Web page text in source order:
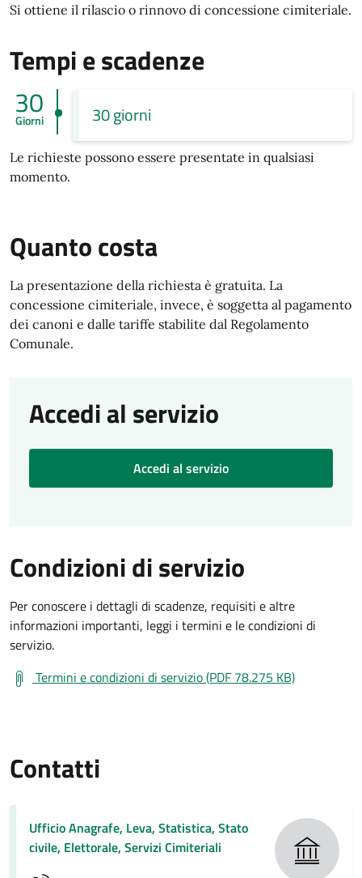
Si ottiene il rilascio o rinnovo di concessione cimiteriale.
Tempi e scadenze
30
Giorni 30 giorni
Le richieste possono essere presentate in qualsiasi
momento.
Quanto costa
La presentazione della richiesta è gratuita. La
concessione cimiteriale, invece, è soggetta al pagamento
dei canoni e dalle tariffe stabilite dal Regolamento
Comunale.
Accedi al servizio
Accedi al servizio
Condizioni di servizio
Per conoscere i dettagli di scadenze, requisiti e altre
informazioni importanti, leggi i termini e le condizioni di
servizio.
Termini e condizioni di servizio (PDF 78.275 KB)
Contatti
Ufficio Anagrafe, Leva, Statistica, Stato
civile, Elettorale, Servizi Cimiteriali